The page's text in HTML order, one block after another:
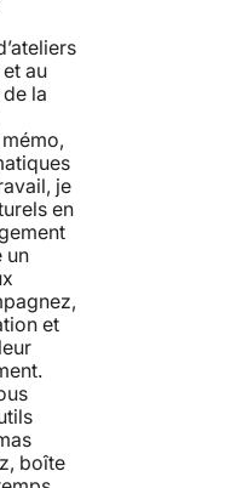
au
la
je
en
un
et
boîte